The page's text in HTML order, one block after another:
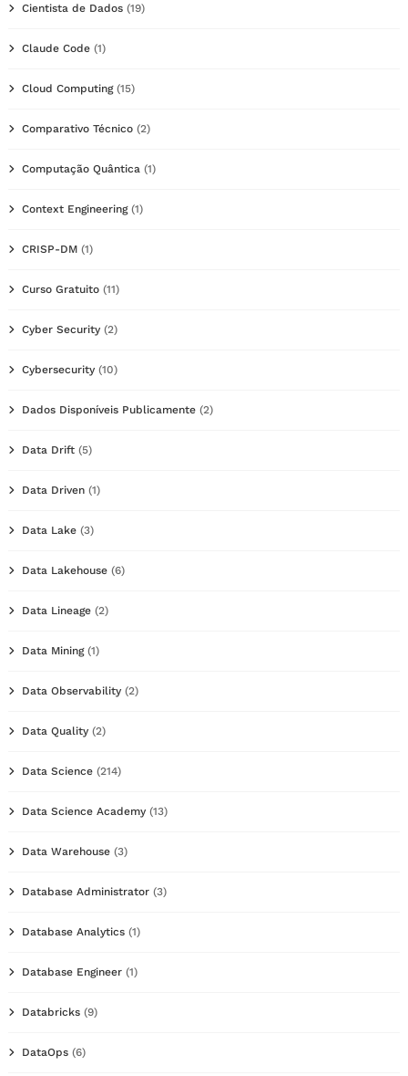
Cientista de Dados (19)
Claude Code (1)
Cloud Computing(15)
Comparativo Técnico (2)
Computação Quântica (1)
Context Engineering(1)
CRISP-DM (1)
Curso Gratuito (11)
Cyber Security (2)
Cybersecurity (10)
Dados Disponíveis Publicamente (2)
Data Drift (5)
Data Driven (1)
Data Lake (3)
Data Lakehouse (6)
Data Lineage (2)
Data Mining(1)
Data Observability (2)
Data Quality (2)
Data Science (214)
Data Science Academy (13)
Data Warehouse (3)
Database Administrator (3)
Database Analytics (1)
Database Engineer (1)
Databricks (9)
DataOps (6)